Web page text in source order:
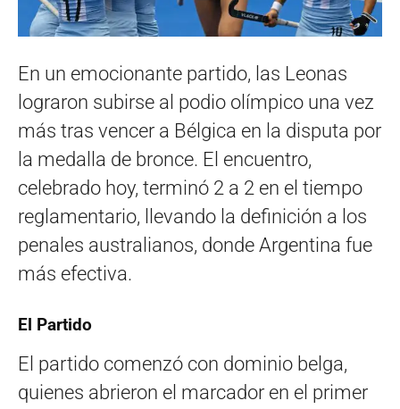
En un emocionante partido, las Leonas
lograron subirse al podio olímpico una vez
más tras vencer a Bélgica en la disputa por
la medalla de bronce. El encuentro,
celebrado hoy, terminó 2 a 2 en el tiempo
reglamentario, llevando la definición a los
penales australianos, donde Argentina fue
más efectiva.
El Partido
El partido comenzó con dominio belga,
quienes abrieron el marcador en el primer